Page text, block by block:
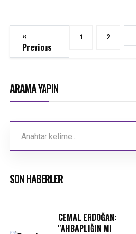
«
Previous
1 2
ARAMA YAPIN
SON HABERLER
CEMAL ERDOĞAN:
''AHBAPLIĞIN MI